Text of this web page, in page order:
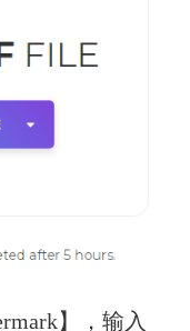
】，输入